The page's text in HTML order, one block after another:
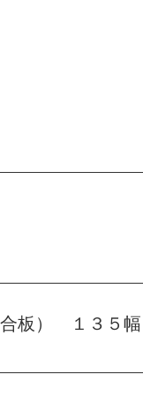
合板） １３５